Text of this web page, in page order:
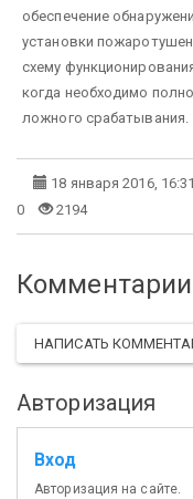
обеспечение
установки
схему
когда необходимо
ложного срабатывания.
18 января 2016,
0 2194
НАПИСАТЬ
Авторизация
Вход
Авторизация на сайте.